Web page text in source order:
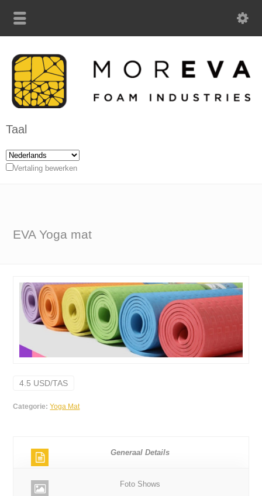
Taal
Vertaling bewerken
EVA Yoga mat
4.5 USD/TAS
Categorie: Yoga Mat
Generaal Details
Foto Shows